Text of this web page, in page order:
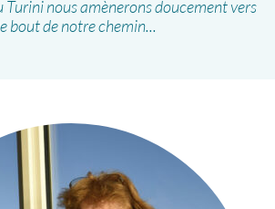
Turini nous amènerons doucement vers
bout de notre chemin...